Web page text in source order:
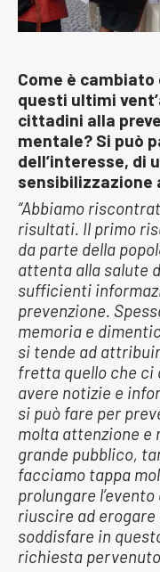
Come è cambiato
questi ultimi
cittadini alla
mentale? Si può
dell’interesse, di
sensibilizzazione
“Abbiamo
risultati. Il primo
da parte della
attenta alla salute
sufficienti
prevenzione.
memoria e
si tende ad
fretta quello che ci
avere notizie e
si può fare per
molta attenzione e
grande pubblico,
facciamo tappa
prolungare
riuscire ad
soddisfare in
richiesta